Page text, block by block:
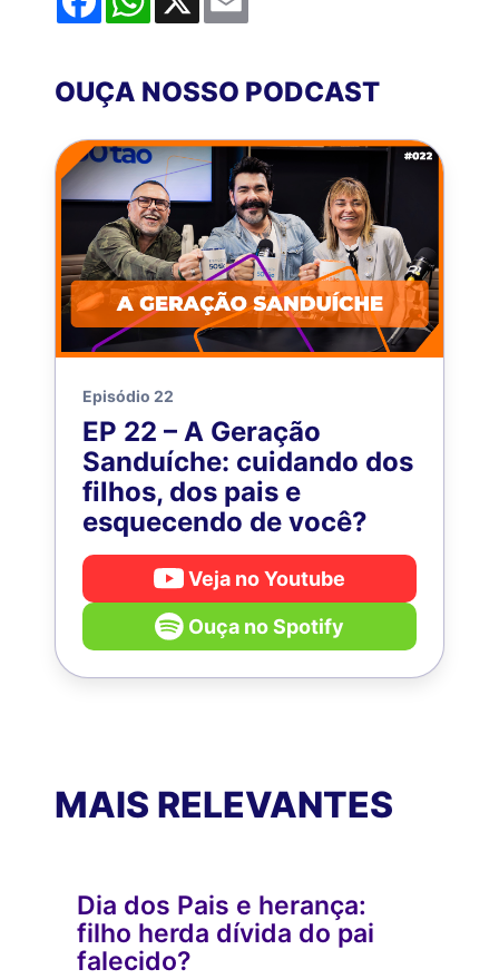
OUÇA NOSSO PODCAST
Episódio 22
EP 22 – A Geração
Sanduíche: cuidando dos
filhos, dos pais e
esquecendo de você?
Veja no Youtube
Ouça no Spotify
MAIS RELEVANTES
Dia dos Pais e herança:
filho herda dívida do pai
falecido?